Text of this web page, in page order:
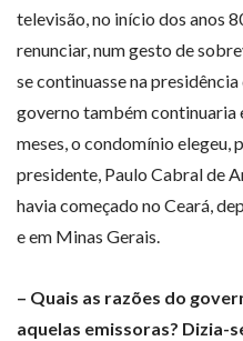
televisão, no início dos anos
renunciar, num gesto de
se continuasse na
governo também continuaria
meses, o condomínio elegeu,
presidente, Paulo Cabral de
havia começado no Ceará,
e em Minas Gerais.
– Quais as razões do
aquelas emissoras? Dizia-